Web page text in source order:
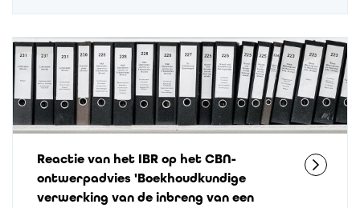
Reactie van het IBR op het CBN-
ontwerpadvies 'Boekhoudkundige
verwerking van de inbreng van een